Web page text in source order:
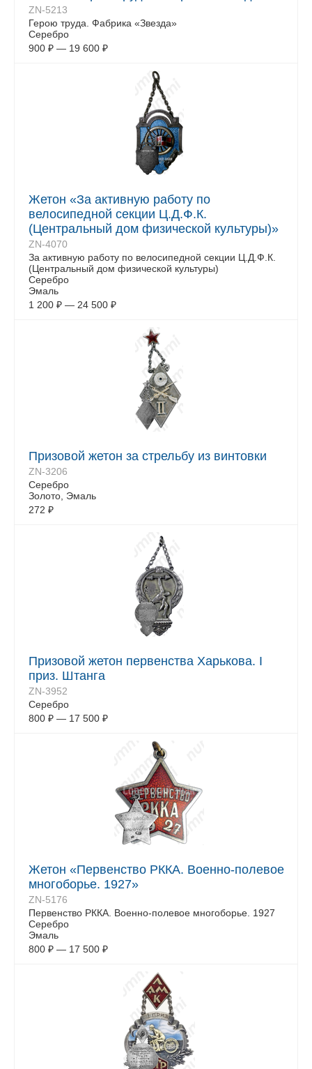
ZN-5213
Герою труда. Фабрика «Звезда»
Серебро
900 ₽ — 19 600 ₽
Жетон «За активную работу по
велосипедной секции Ц.Д.Ф.К.
(Центральный дом физической культуры)»
ZN-4070
За активную работу по велосипедной секции Ц.Д.Ф.К.
(Центральный дом физической культуры)
Серебро
Эмаль
1 200 ₽ — 24 500 ₽
Призовой жетон за стрельбу из винтовки
ZN-3206
Серебро
Золото, Эмаль
272 ₽
Призовой жетон первенства Харькова. I
приз. Штанга
ZN-3952
Серебро
800 ₽ — 17 500 ₽
Жетон «Первенство РККА. Военно-полевое
многоборье. 1927»
ZN-5176
Первенство РККА. Военно-полевое многоборье. 1927
Серебро
Эмаль
800 ₽ — 17 500 ₽